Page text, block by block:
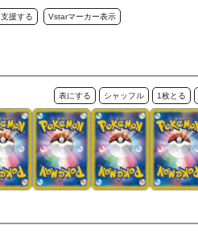
支援する Vstarマーカー表示
表にする シャッフル 1枚とる